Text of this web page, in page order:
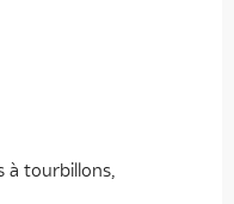
à tourbillons,